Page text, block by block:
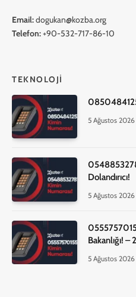
Email:dogukan@kozba.org
Telefon:+90-532-717-86-10
TEKNOLOJI
5 Ağustos 2026
Dolandırıcı!
5 Ağustos 2026
Bakanlığı! –
5 Ağustos 2026